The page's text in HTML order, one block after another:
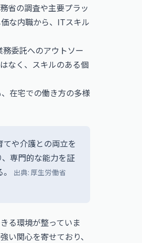
省の調査や主要プラッ
な内職から、ITスキル
委託へのアウトソー
なく、スキルのある個
在宅での働き方の多様
や介護との両立を
専門的な能力を証
出典: 厚生労働省
る環境が整っていま
い関心を寄せており、